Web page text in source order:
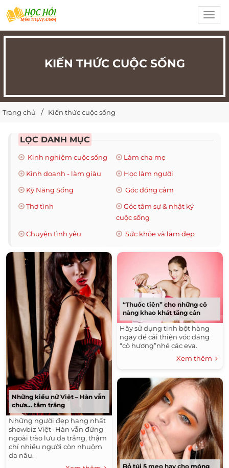
KIẾN THỨC CUỘC SỐNG
Trang chủ Kiến thức cuộc sống
LỌC DANH MỤC
Kinh nghiệm cuộc sống
Làm cha mẹ
Kinh doanh - làm giàu
Học làm người
Kỹ Năng Sống
Góc đồng cảm
Thơ tình
Góc tâm sự & nhật ký
cuộc sống
Chuyện tình yêu
Sức khỏe và làm đẹp
Những kiều nữ Việt – Hàn vẫn
chưa… tắm trắng
Những người đẹp hạng nhất
showbiz Việt- Hàn vẫn đứng
ngoài trào lưu da trắng, thậm
chí nhiều người còn nhuộm
da nâu.
“Thuốc tiên” cho những cô
nàng khao khát tăng cân
Hãy sử dụng tinh bột hàng
ngày để cải thiện vóc dáng
“cò hương”nhé các eva.
Xem thêm
Bỏ túi 5 mẹo hay cho móng